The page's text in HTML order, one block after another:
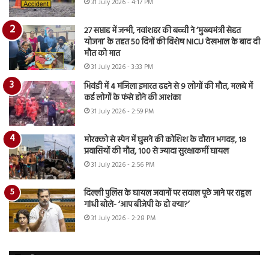
31 July 2026 - 4:17 PM
27 सप्ताह में जन्मी, नवांशहर की बच्ची ने ‘मुख्यमंत्री सेहत
योजना’ के तहत 50 दिनों की विशेष NICU देखभाल के बाद दी
मौत को मात
31 July 2026 - 3:33 PM
भिवंडी में 4 मंजिला इमारत ढहने से 9 लोगों की मौत, मलबे में
कई लोगों के फंसे होने की आशंका
31 July 2026 - 2:59 PM
मोरक्को से स्पेन में घुसने की कोशिश के दौरान भगदड़, 18
प्रवासियों की मौत, 100 से ज्यादा सुरक्षाकर्मी घायल
31 July 2026 - 2:56 PM
दिल्ली पुलिस के घायल जवानों पर सवाल पूछे जाने पर राहुल
गांधी बोले- ‘आप बीजेपी के हो क्या?’
31 July 2026 - 2:28 PM